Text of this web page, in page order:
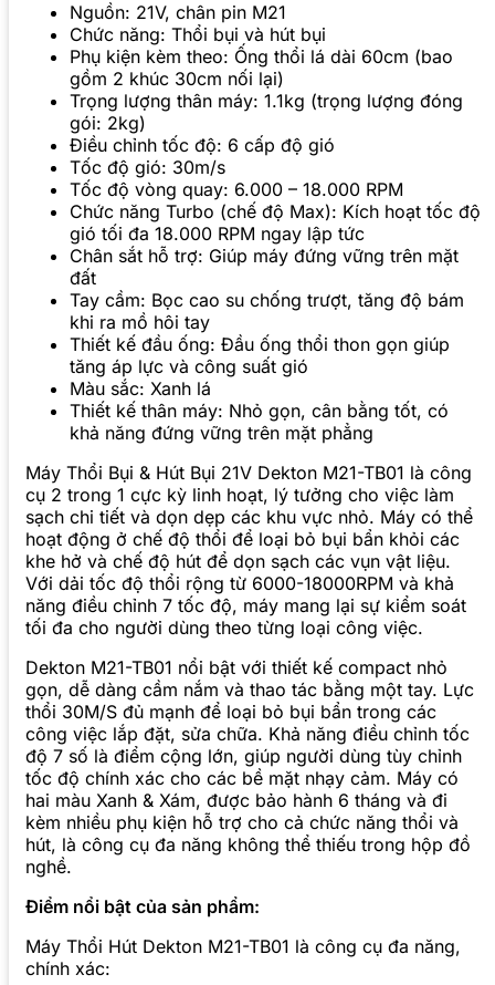
Nguồn: 21V, chân pin M21
Chức năng: Thổi bụi và hút bụi
Phụ kiện kèm theo: Ống thổi lá dài 60cm (bao
gồm 2 khúc 30cm nối lại)
Trọng lượng thân máy: 1.1kg (trọng lượng đóng
gói: 2kg)
Điều chỉnh tốc độ: 6 cấp độ gió
Tốc độ gió: 30m/s
Tốc độ vòng quay: 6.000 – 18.000 RPM
Chức năng Turbo (chế độ Max): Kích hoạt tốc độ
gió tối đa 18.000 RPM ngay lập tức
Chân sắt hỗ trợ: Giúp máy đứng vững trên mặt
đất
Tay cầm: Bọc cao su chống trượt, tăng độ bám
khi ra mồ hôi tay
Thiết kế đầu ống: Đầu ống thổi thon gọn giúp
tăng áp lực và công suất gió
Màu sắc: Xanh lá
Thiết kế thân máy: Nhỏ gọn, cân bằng tốt, có
khả năng đứng vững trên mặt phẳng
Máy Thổi Bụi & Hút Bụi 21V Dekton M21-TB01 là công
cụ 2 trong 1 cực kỳ linh hoạt, lý tưởng cho việc làm
sạch chi tiết và dọn dẹp các khu vực nhỏ. Máy có thể
hoạt động ở chế độ thổi để loại bỏ bụi bẩn khỏi các
khe hở và chế độ hút để dọn sạch các vụn vật liệu.
Với dải tốc độ thổi rộng từ 6000-18000RPM và khả
năng điều chỉnh 7 tốc độ, máy mang lại sự kiểm soát
tối đa cho người dùng theo từng loại công việc.
Dekton M21-TB01 nổi bật với thiết kế compact nhỏ
gọn, dễ dàng cầm nắm và thao tác bằng một tay. Lực
thổi 30M/S đủ mạnh để loại bỏ bụi bẩn trong các
công việc lắp đặt, sửa chữa. Khả năng điều chỉnh tốc
độ 7 số là điểm cộng lớn, giúp người dùng tùy chỉnh
tốc độ chính xác cho các bề mặt nhạy cảm. Máy có
hai màu Xanh & Xám, được bảo hành 6 tháng và đi
kèm nhiều phụ kiện hỗ trợ cho cả chức năng thổi và
hút, là công cụ đa năng không thể thiếu trong hộp đồ
nghề.
Điểm nổi bật của sản phẩm:
Máy Thổi Hút Dekton M21-TB01 là công cụ đa năng,
chính xác: